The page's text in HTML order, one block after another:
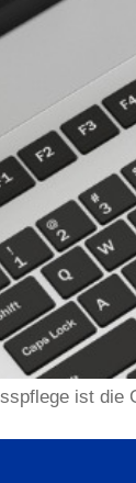
ist die